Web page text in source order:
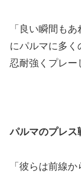
「良い瞬間も
にパルマに多く
忍耐強くプレー
パルマのプレス
「彼らは前線